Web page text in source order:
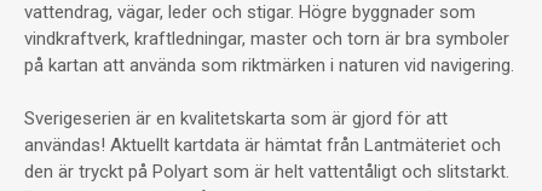
vattendrag, vägar, leder och stigar. Högre byggnader som
vindkraftverk, kraftledningar, master och torn är bra symboler
på kartan att använda som riktmärken i naturen vid navigering.
Sverigeserien är en kvalitetskarta som är gjord för att
användas! Aktuellt kartdata är hämtat från Lantmäteriet och
den är tryckt på Polyart som är helt vattentåligt och slitstarkt.